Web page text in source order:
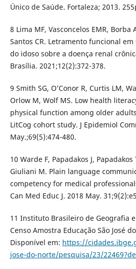
Único de Saúde. Fortaleza; 2013.
8 Lima MF, Vasconcelos EMR, Borba
Santos CR. Letramento funcional
do idoso sobre a doença renal
Brasília. 2021;12(2):372-378.
9 Smith SG, O’Conor R, Curtis LM,
Orlow M, Wolf MS. Low health
physical function among older
LitCog cohort study. J Epidemiol
May.;69(5):474-480.
10 Warde F, Papadakos J,
Giuliani M. Plain language
competency for medical
Can Med Educ J. 2018 May.
11 Instituto Brasileiro de Geografia e
Censo Amostra Educação São José
Disponível em: https://
jose-do-norte/pesquisa/23/